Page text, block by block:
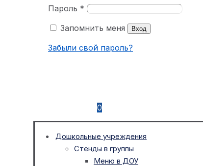
Пароль *
Запомнить меня
Вход
Забыли свой пароль?
0
Дошкольные учреждения
Стенды в группы
Меню в ДОУ